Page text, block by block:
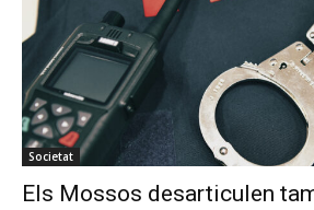
Societat
Els Mossos desarticulen